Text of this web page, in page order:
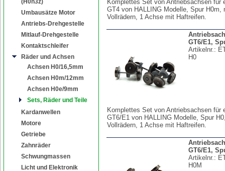
Umbausätze Motor
Antriebs-Drehgestelle
Mitlauf-Drehgestelle
Kontaktschleifer
Räder und Achsen
Achsen H0/16,5mm
Achsen H0m/12mm
Achsen H0e/9mm
Sets, Räder und Teile
Kardanwellen
Motore
Getriebe
Zahnräder
Schwungmassen
Licht und Elektronik
Komplettes Set von Antriebsachsen für
GT4 von HALLING Modelle, Spur H0m,
Vollrädern, 1 Achse mit Haftreifen.
GT6/E1,
Artikelnr.:
H0
Komplettes Set von Antriebsachsen für
GT6/E1 von HALLING Modelle, Spur
Vollrädern, 1 Achse mit Haftreifen.
GT6/E1,
Artikelnr.:
H0M